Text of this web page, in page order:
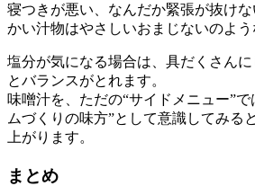
寝つきが悪い、なんだか緊張が抜け
かい汁物はやさしいおまじないのよう
塩分が気になる場合は、具だくさん
とバランスがとれます。
味噌汁を、ただの“サイドメニュー”
ムづくりの味方”として意識してみる
上がります。
まとめ